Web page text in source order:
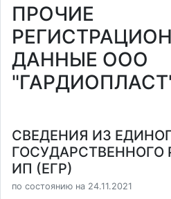
ПРОЧИЕ
ДАННЫЕ ООО
СВЕДЕНИЯ ИЗ
ГОСУДАРСТВЕННОГО
ИП (ЕГР)
по состоянию на 24.11.2021